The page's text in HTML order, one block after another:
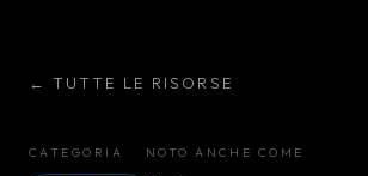
← TUTTE LE RISORSE
CATEGORIA NOTO ANCHE COME